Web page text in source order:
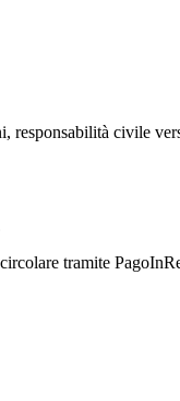
civile
tramite